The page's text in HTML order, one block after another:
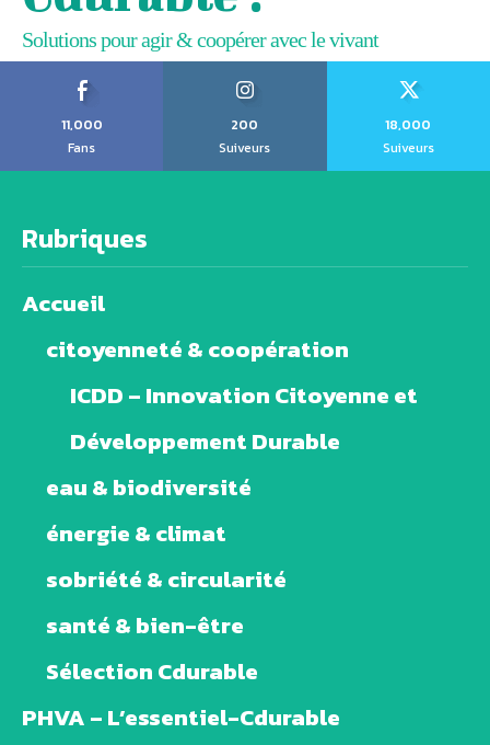
Solutions pour agir & coopérer avec le vivant
11,000
Fans
200
Suiveurs
18,000
Suiveurs
Rubriques
Accueil
citoyenneté & coopération
ICDD – Innovation Citoyenne et
Développement Durable
eau & biodiversité
énergie & climat
sobriété & circularité
santé & bien-être
Sélection Cdurable
PHVA – L’essentiel-Cdurable